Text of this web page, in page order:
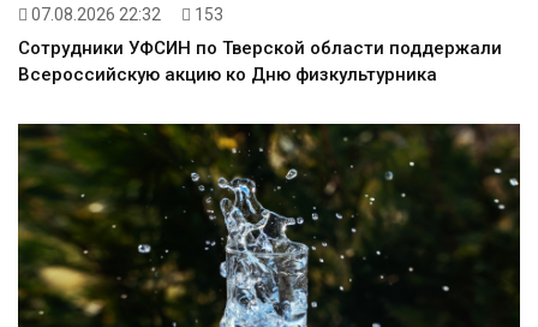
07.08.2026 22:32 153
Сотрудники УФСИН по Тверской области поддержали
Всероссийскую акцию ко Дню физкультурника